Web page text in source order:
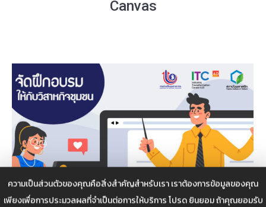
ความเป็นส่วนตัวของคุณคือสิ่งสำคัญสำหรับเรา เราต้องการข้อมูลของคุณ
เพียงเพื่อการประมวลผลที่จำเป็นต่อการให้บริการ โปรด ยินยอม ถ้าคุณยอมรับ
Canvas